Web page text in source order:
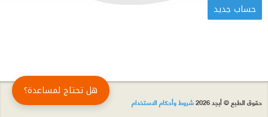
حقوق الطبع © أبجد 2026 شروط وأحكام الاستخدام
هل تحتاج لمساعدة؟